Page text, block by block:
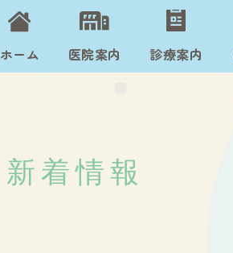
ホーム 医院案内 診療案内
新着情報